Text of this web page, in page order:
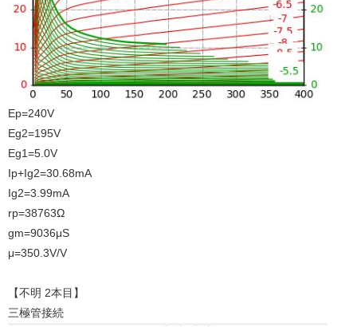
Ep=240V
Eg2=195V
Eg1=5.0V
Ip+Ig2=30.68mA
Ig2=3.99mA
rp=38763Ω
gm=9036μS
μ=350.3V/V
【不明 2本目】
三極管接続